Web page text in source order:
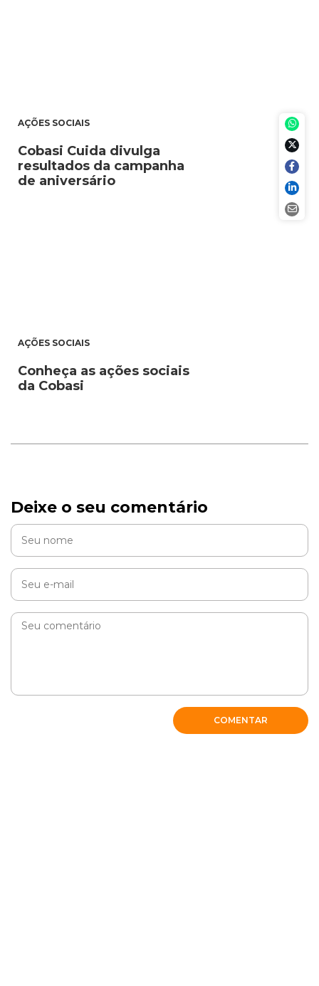
AÇÕES SOCIAIS
Cobasi Cuida divulga
resultados da campanha
de aniversário
AÇÕES SOCIAIS
Conheça as ações sociais
da Cobasi
Deixe o seu comentário
COMENTAR